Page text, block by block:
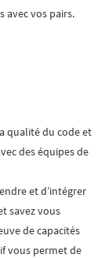
avec vos pairs.
qualité du code et
des équipes de
et d’intégrer
savez vous
de capacités
vous permet de